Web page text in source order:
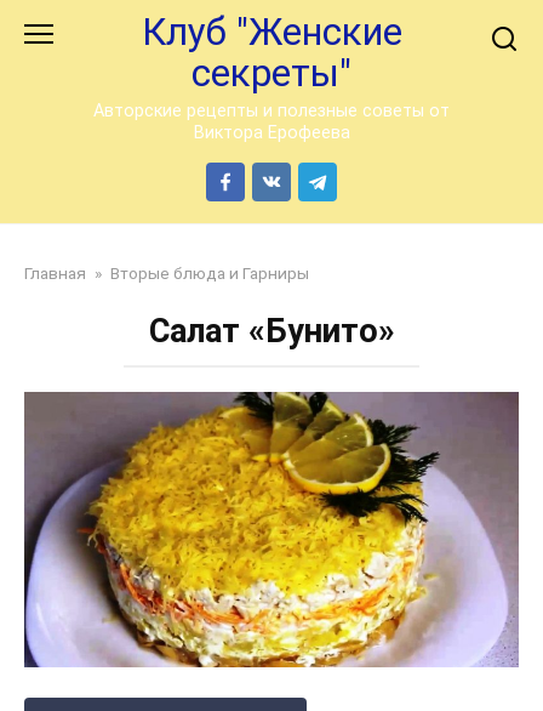
Клуб "Женские
секреты"
Авторские рецепты и полезные советы от
Виктора Ерофеева
Главная » Вторые блюда и Гарниры
Салат «Бунито»